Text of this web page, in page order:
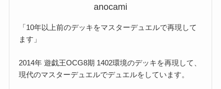
(1)
anocami
「10年以上前のデッキをマスターデュエルで再現して
ます」
2014年 遊戯王OCG8期 1402環境のデッキを再現して、
現代のマスターデュエルでデュエルをしています。